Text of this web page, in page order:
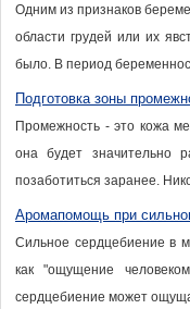
Одним из признаков
области грудей или их
было. В период
Подготовка зоны
Промежность - это кожа
она будет значительно
позаботиться заранее.
Аромапомощь при
Сильное сердцебиение в
как "ощущение
сердцебиение может